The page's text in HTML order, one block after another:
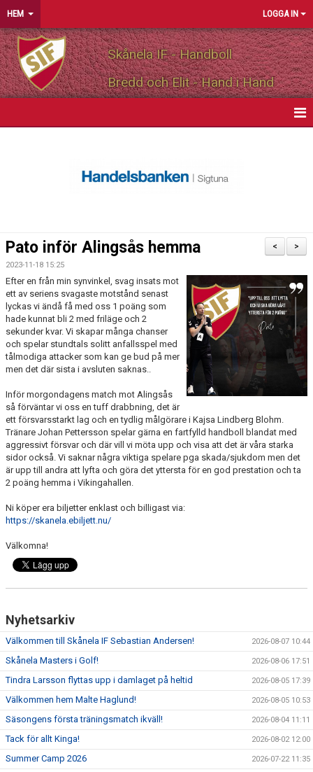
HEM LOGGA IN
Skånela IF - Handboll
Bredd och Elit - Hand i Hand
PARTNERS
MATCHER
KALENDER
KONTAKT LAG
DOKUMENT
LÄNKAR
KORTPLANSSPELEN
>
<
Pato inför Alingsås hemma
2023-11-18 15:25
Efter en från min synvinkel, svag insats mot
ett av seriens svagaste motstånd senast
lyckas vi ändå få med oss 1 poäng som
hade kunnat bli 2 med friläge och 2
sekunder kvar. Vi skapar många chanser
och spelar stundtals solitt anfallsspel med
tålmodiga attacker som kan ge bud på mer
men det där sista i avsluten saknas..
Inför morgondagens match mot Alingsås
så förväntar vi oss en tuff drabbning, det är
ett försvarsstarkt lag och en tydlig målgörare i Kajsa Lindberg Blohm.
Tränare Johan Pettersson spelar gärna en fartfylld handboll blandat med
aggressivt försvar och där vill vi möta upp och visa att det är våra starka
sidor också. Vi saknar några viktiga spelare pga skada/sjukdom men det
är upp till andra att lyfta och göra det yttersta för en god prestation och ta
2 poäng hemma i Vikingahallen.
Ni köper era biljetter enklast och billigast via:
https://skanela.ebiljett.nu/
Välkomna!
Nyhetsarkiv
Välkommen till Skånela IF Sebastian Andersen! 2026-08-07 10:44
Skånela Masters i Golf! 2026-08-06 17:51
Tindra Larsson flyttas upp i damlaget på heltid 2026-08-05 17:39
Välkommen hem Malte Haglund! 2026-08-05 10:53
Säsongens första träningsmatch ikväll! 2026-08-04 11:11
Tack för allt Kinga! 2026-08-02 12:00
Summer Camp 2026 2026-07-22 11:35